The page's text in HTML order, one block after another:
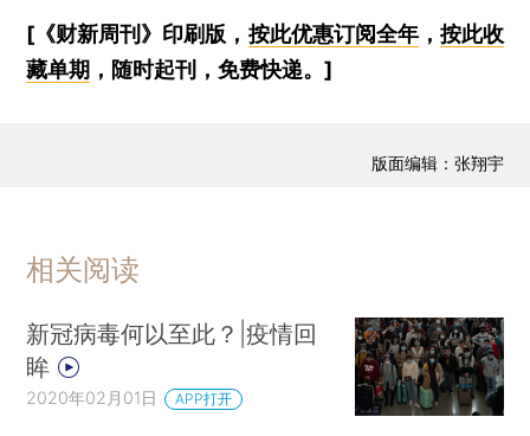
[《财新周刊》印刷版， 按此优惠订阅全年， 按此收
藏单期 ，随时起刊，免费快递。]
版面编辑：张翔宇
相关阅读
新冠病毒何以至此？|疫情回
眸
2020年02月01日 APP打开